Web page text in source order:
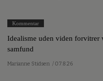
Kommentar
Idealisme uden viden forvitrer
samfund
Marianne Stidsen / 07.8.26